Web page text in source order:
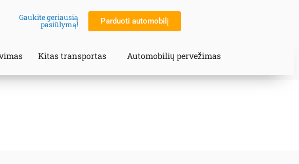
Gaukite geriausią
pasiūlymą! Parduoti automobilį
Kitas transportas Automobilių pervežimas